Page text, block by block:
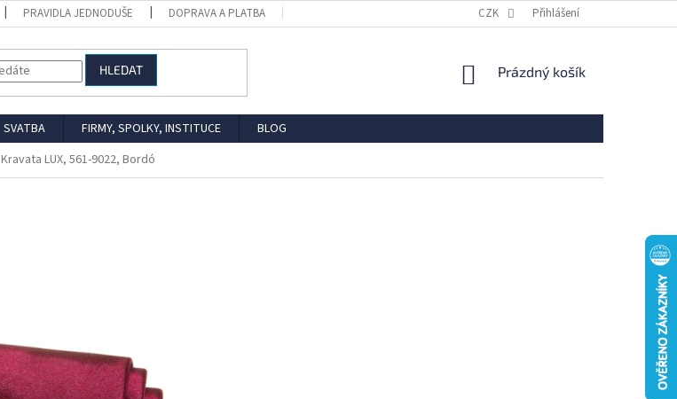
PRAVIDLA JEDNODUŠE DOPRAVA A PLATBA REKLAMACE VRÁCENÍ ZBOŽÍ
CZK Přihlášení
HLEDAT
NÁKUPNÍ
Prázdný košík
SVATBA FIRMY, SPOLKY, INSTITUCE
BLOG
Kravata LUX, 561-9022, Bordó